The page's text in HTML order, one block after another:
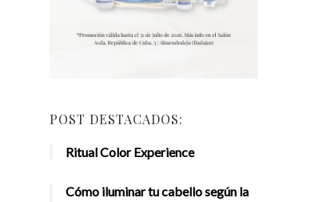
POST DESTACADOS:
Ritual Color Experience
Cómo iluminar tu cabello según la